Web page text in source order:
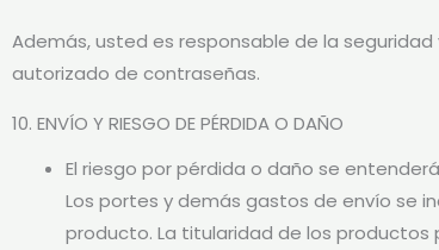
Además, usted es responsable de la
autorizado de contraseñas.
10. ENVÍO Y RIESGO DE PÉRDIDA O DAÑO
El riesgo por pérdida o daño se
Los portes y demás gastos de envío se
producto. La titularidad de los productos